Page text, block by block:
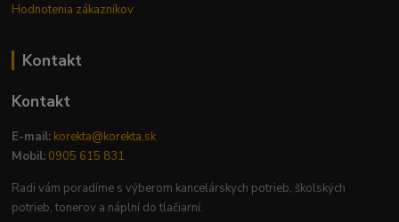
Hodnotenia zákazníkov
Kontakt
Kontakt
E-mail: korekta@korekta.sk
Mobil: 0905 615 831
Radi vám poradíme s výberom kancelárskych potrieb, školských
potrieb, tonerov a náplní do tlačiarní.